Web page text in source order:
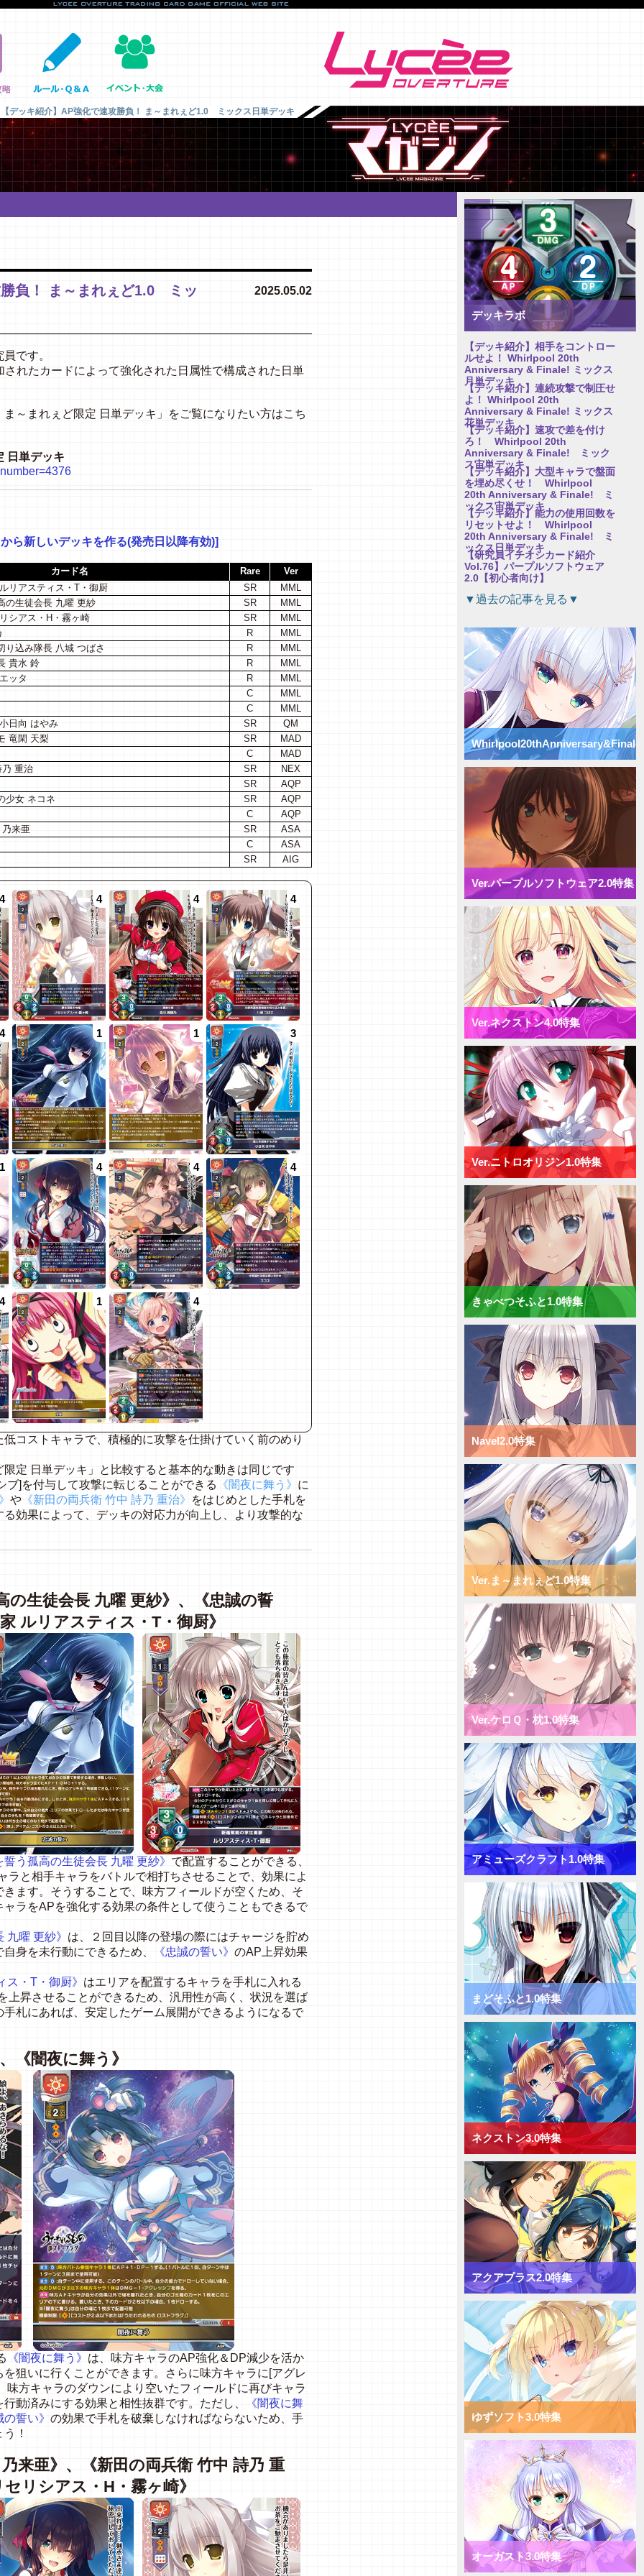
【デッキ紹介】AP強化で速攻勝負！ ま～まれぇど1.0 ミックス日単デッキ
デッキラボ
【デッキ紹介】相手をコントロー
ルせよ！ Whirlpool 20th
Anniversary & Finale! ミックス
月単デッキ
【デッキ紹介】連続攻撃で制圧せ
よ！ Whirlpool 20th
Anniversary & Finale! ミックス
花単デッキ
【デッキ紹介】速攻で差を付け
ろ！ Whirlpool 20th
Anniversary & Finale! ミック
ス宙単デッキ
【デッキ紹介】大型キャラで盤面
を埋め尽くせ！ Whirlpool
20th Anniversary & Finale! ミ
ックス宙単デッキ
【デッキ紹介】能力の使用回数を
リセットせよ！ Whirlpool
20th Anniversary & Finale! ミ
ックス日単デッキ
【研究員イチオシカード紹介
Vol.76】パープルソフトウェア
2.0【初心者向け】
【研究員イチオシカード紹介
Vol.75】パープルソフトウェア
【研究員イチオシカード紹介
Vol.74】パープルソフトウェア
2.0【初心者向け】
【研究員イチオシカード紹介
Vol.73】パープルソフトウェア
2.0【初心者向け】
【研究員イチオシカード紹介
Vol.72】パープルソフトウェア
2.0【初心者向け】
【デッキ紹介】 様々な除去を駆
使して盤面崩壊！ パープルソフ
トウェア2.0 ミックス雪単デッ
【デッキ紹介】妨害と弱体化で動
きを制限せよ！ パープルソフト
ウェア2.0 ミックス月単デッキ
【デッキ紹介】 エリア多投で全
体強化！ パープルソフトウェア
2.0 ミックス花単デッキ
【デッキ紹介】 アイテム強化で
攻防一体！ パープルソフトウェ
ア2.0 ミックス宙単デッキ
【デッキ紹介】相打ち戦法でガン
ガン攻めろ！ パープルソフトウ
ェア2.0 ミックス日単デッキ
【研究員イチオシカード紹介
Vol.72】ネクストン4.0【初心者
向け】
【研究員イチオシカード紹介
Vol.71】ネクストン4.0【初心者
向け】
【デッキ紹介】AP強化と連続攻
撃で決めろ！ ネクストン4.0 ミ
ックス日単デッキ
【デッキ紹介】手札宣言能力で牽
制せよ！ ネクストン4.0 ミッ
クス宙単デッキ
【デッキ紹介】行動制限と速攻で
勝負を決めろ！ ネクストン
4.0 ミックス花単デッキ
【デッキ紹介】２種類の新エリア
を使い分けろ！ ネクストン4.0
ミックス月単デッキ
【デッキ紹介】[T]能力を活かし
て、バトルを制せ！ ネクストン
4.0 ミックス雪単デッキ
【研究員イチオシカード紹介
Vol.70】ニトロオリジン1.0【初
心者向け】
【研究員イチオシカード紹介
Vol.69】ニトロオリジン1.0【初
心者向け】
【研究員イチオシカード紹介
Vol.68】ニトロオリジン1.0【初
心者向け】
【研究員イチオシカード紹介
Vol.67】ニトロオリジン1.0【初
心者向け】
【研究員イチオシカード紹介
Vol.66】ニトロオリジン1.0【初
心者向け】
【デッキ紹介】小型キャラを全体
強化！ ニトロオリジン1.0 ミッ
クス日単デッキ
【デッキ紹介】超大型キャラで蹂
躙せよ！ ニトロオリジン1.0 ミ
ックス宙単デッキ
【デッキ紹介】サポートと移動で
攻め続けろ！ ニトロオリジン
1.0 ミックス花単デッキ
【デッキ紹介】超大型キャラへコ
ンバート！ ニトロオリジン1.0
ミックス月単デッキ
【デッキ紹介】盤面一掃で隙を突
け！ ニトロオリジン1.0 ミック
ス雪単デッキ
【初心者向けVol.38】「ターンリ
カバリー」「プリンシパル」「サ
プライズ」について
【初心者向けVol.37】「おうちで
リセ」をやってみよう！
【研究員イチオシカード紹介
Vol.65】きゃべつそふと1.0【初
心者向け】
【研究員イチオシカード紹介
Vol.64】きゃべつそふと1.0【初
心者向け】
【研究員イチオシカード紹介
Vol.63】きゃべつそふと1.0【初
心者向け】
【デッキ紹介】コスト大量発生！
きゃべつそふと1.0 ミックス日
単デッキ
【デッキ紹介】フィールド全体を
チャージ！ きゃべつそふと1.0
ミックス宙単デッキ
【デッキ紹介】サポートでDP上
昇！ きゃべつそふと1.0 ミック
ス花単デッキ
【デッキ紹介】相手の手札を減ら
して制圧！ きゃべつそふと1.0
ミックス月単デッキ
【デッキ紹介】能力値上昇と破棄
でフィールド圧倒！ きゃべつそ
ふと1.0 ミックス雪単デッキ
【デッキ紹介】ドローするかAP
強化か！ Navel2.0 ミックス日
単デッキ
【デッキ紹介】大型キャラを全体
強化！ Navel2.0 ミックス宙単
デッキ
【デッキ紹介】[手札宣言能力]を
連発！ Navel2.0 ミックス花単
デッキ
【デッキ紹介】対応して押し切
れ！ Navel2.0 ミックス月単デ
ッキ
【デッキ紹介】[T]能力を使い倒
してコントロール！ Navel2.0
ミックス雪単デッキ
【デッキ紹介】AP強化で速攻勝
負！ ま～まれぇど1.0 ミックス
日単デッキ
【デッキ紹介】大量コストで圧
倒！ ま～まれぇど1.0 ミックス
宙単デッキ
【デッキ紹介】能力値強化で一点
突破！ ま～まれぇど1.0 ミック
ス花単デッキ
【デッキ紹介】エリアの大量配置
で能力値操作！ ま～まれぇど
1.0 ミックス月単デッキ
【デッキ紹介】相手のキャラを破
棄して強化！ ま～まれぇど1.0
ミックス雪単デッキ
【初心者向けVol.36】それぞれの
カード種類についてご紹介！
【研究員イチオシカード紹介
Vol.59】ケロＱ・枕1.0【初心者
▼過去の記事を見る▼
Whirlpool20thAnniversary&Finale!
特集
Ver.パープルソフトウェア2.0特集
Ver.ネクストン4.0特集
Ver.ニトロオリジン1.0特集
きゃべつそふと1.0特集
Navel2.0特集
Ver.ま～まれぇど1.0特集
Ver.ケロＱ・枕1.0特集
アミューズクラフト1.0特集
まどそふと1.0特集
ネクストン3.0特集
アクアプラス2.0特集
ゆずソフト3.0特集
オーガスト3.0特集
負！ ま～まれぇど1.0 ミッ 2025.05.02
です。
れたカードによって強化された日属性で構成された日単
～まれぇど限定 日単デッキ」をご覧になりたい方はこち
日単デッキ
ら新しいデッキを作る(発売日以降有効)]
カード名 Rare
Ver
リアスティス・T・御厨
SR
MML
の生徒会長 九曜 更紗
SR
MML
シアス・H・霧ヶ崎
SR
MML
R
MML
り込み隊長 八城 つばさ
R
MML
貴水 鈴
R
MML
ッタ
R
MML
C
MML
C
MML
日向 はやみ
SR
QM
竜閑 天梨
SR
MAD
C
MAD
乃 重治
SR
NEX
SR
AQP
少女 ネコネ
SR
AQP
C
AQP
来亜
SR
ASA
C
ASA
SR
AIG
4 4 4 4
4 1 1 3
1 4 4 4
4 1 4
コストキャラで、積極的に攻撃を仕掛けていく前のめり
定 日単デッキ」と比較すると基本的な動きは同じです
]を付与して攻撃に転じることができる
《闇夜に舞う》 に
や 《新田の両兵衛 竹中 詩乃 重治》
をはじめとした手札を
効果によって、デッキの対応力が向上し、より攻撃的な
の生徒会長 九曜 更紗》、《忠誠の誓
ルリアスティス・T・御厨》
う孤高の生徒会長 九曜 更紗》 で配置することができる、
ラと相手キャラをバトルで相打ちさせることで、効果によ
ます。そうすることで、味方フィールドが空くため、そ
ラをAPを強化する効果の条件として使うこともできるで
曜 更紗》 は、２回目以降の登場の際にはチャージを貯め
身を未行動にできるため、
《忠誠の誓い》 のAP上昇効果
・T・御厨》 はエリアを配置するキャラを手札に入れる
上昇させることができるため、汎用性が高く、状況を選ば
札にあれば、安定したゲーム展開ができるようになるで
《闇夜に舞う》
《闇夜に舞う》 は、味方キャラのAP強化＆DP減少を活か
狙いに行くことができます。さらに味方キャラに[アグレ
味方キャラのダウンにより空いたフィールドに再びキャラ
動済みにする効果と相性抜群です。ただし、
《闇夜に舞
誓い》 の効果で手札を破棄しなければならないため、手
！
来亜》、《新田の両兵衛 竹中 詩乃 重
リシアス・H・霧ヶ崎》